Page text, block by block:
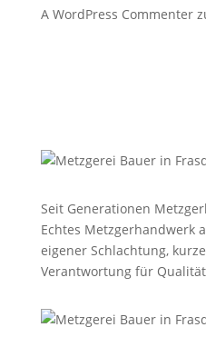
A WordPress Commenter
Seit Generationen
Echtes Metzgerhandwerk
eigener Schlachtung,
Verantwortung für